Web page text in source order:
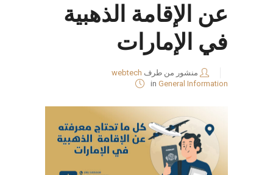
عن الإقامة الذهبية
في الإمارات
منشور من طرف webtech
in General Information